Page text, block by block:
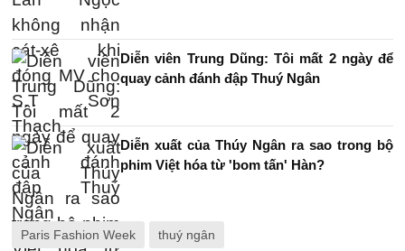
Diễn viên Trung Dũng: Tôi mất 2 ngày để
quay cảnh đánh đập Thuý Ngân
Diễn xuất của Thúy Ngân ra sao trong bộ
phim Việt hóa từ 'bom tấn' Hàn?
Paris Fashion Week thuý ngân